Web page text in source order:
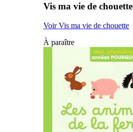
Vis ma vie de chouette
Voir Vis ma vie de chouette
À paraître